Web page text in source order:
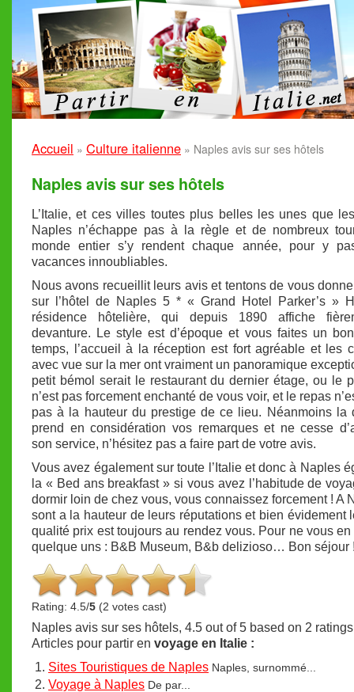
Accueil » Culture italienne » Naples avis sur ses hôtels
Naples avis sur ses hôtels
L’Italie, et ces villes toutes plus belles les unes que
Naples n’échappe pas à la règle et de nombreux
monde entier s’y rendent chaque année, pour y
vacances innoubliables.
Nous avons recueillit leurs avis et tentons de vous
sur l’hôtel de Naples 5 * « Grand Hotel Parker’s »
résidence hôtelière, qui depuis 1890 affiche
devanture. Le style est d’époque et vous faites un
temps, l’accueil à la réception est fort agréable et les
avec vue sur la mer ont vraiment un panoramique
petit bémol serait le restaurant du dernier étage, ou le
n’est pas forcement enchanté de vous voir, et le repas
pas à la hauteur du prestige de ce lieu. Néanmoins la
prend en considération vos remarques et ne cesse
son service, n’hésitez pas a faire part de votre avis.
Vous avez également sur toute l’Italie et donc à Naples
la « Bed ans breakfast » si vous avez l’habitude de
dormir loin de chez vous, vous connaissez forcement ! A
sont a la hauteur de leurs réputations et bien évidement
qualité prix est toujours au rendez vous. Pour ne vous
quelque uns : B&B Museum, B&b delizioso… Bon séjour
Rating: 4.5/5 (2 votes cast)
Naples avis sur ses hôtels, 4.5 out of5 based on 2 ratings
Articles pour partir en voyage en Italie :
Sites Touristiques de Naples Naples, surnommé...
Voyage à Naples De par...